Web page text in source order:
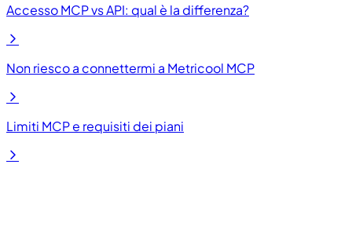
Accesso MCP vs API: qual è la differenza?
Non riesco a connettermi a Metricool MCP
Limiti MCP e requisiti dei piani